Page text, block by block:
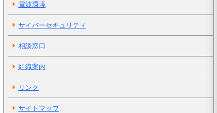
電波環境
サイバーセキュリティ
相談窓口
組織案内
リンク
サイトマップ